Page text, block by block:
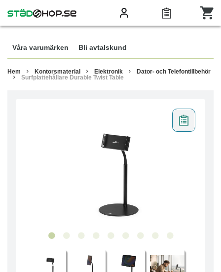
Våra varumärken Bli avtalskund
Hem Kontorsmaterial Elektronik
Dator- och Telefontillbehör
Surfplattehållare Durable Twist Table